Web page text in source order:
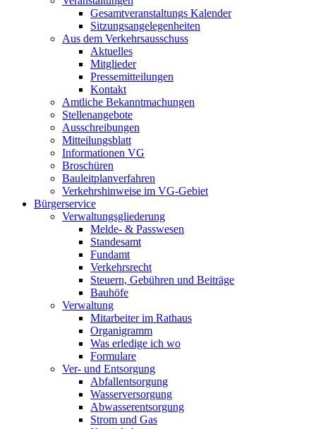
Gesamtveranstaltungs Kalender
Sitzungsangelegenheiten
Aus dem Verkehrsausschuss
Aktuelles
Mitglieder
Pressemitteilungen
Kontakt
Amtliche Bekanntmachungen
Stellenangebote
Ausschreibungen
Mitteilungsblatt
Informationen VG
Broschüren
Bauleitplanverfahren
Verkehrshinweise im VG-Gebiet
Bürgerservice
Verwaltungsgliederung
Melde- & Passwesen
Standesamt
Fundamt
Verkehrsrecht
Steuern, Gebühren und Beiträge
Bauhöfe
Verwaltung
Mitarbeiter im Rathaus
Organigramm
Was erledige ich wo
Formulare
Ver- und Entsorgung
Abfallentsorgung
Wasserversorgung
Abwasserentsorgung
Strom und Gas